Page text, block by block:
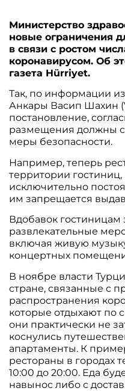
Министерство
новые ограничения
в связи с ростом
коронавирусом. Об
газета Hürriyet.
Так, по информации
Анкары Васип Шахин
постановление,
размещения должны
меры безопасности.
Например, теперь
территории
исключительно
им запрещается
Вдобавок гостиницам
развлекательные
включая живую
концертных
В ноябре власти
стране, связанные с
распространения
которые отдыхают по
они практически не
коснулись
апартаменты. К
рестораны в городах
10:00 до 20:00. Еда
навынос либо с